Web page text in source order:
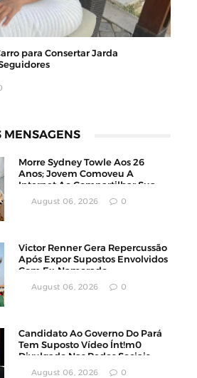
para Consertar Jarda
MENSAGENS
Morre Sydney Towle Aos 26
Anos; Jovem Comoveu A
Internet Ao Compartilhar Sua
Luta Contra O Câncer
August 06, 2026 0
Victor Renner Gera Repercussão
Após Expor Supostos Envolvidos
Com Ex-Namorado
August 06, 2026 0
Candidato Ao Governo Do Pará
Tem Suposto Vídeo Ínt!m0
Divulgado Nas Redes Sociais
August 06, 2026 0